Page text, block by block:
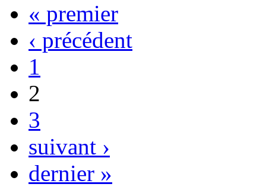
« premier
‹ précédent
1
2
3
suivant ›
dernier »